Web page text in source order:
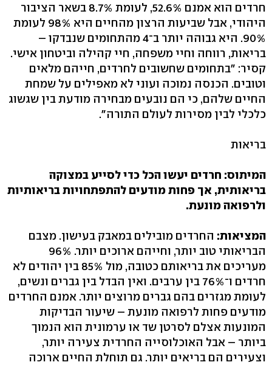
חרדים הוא אמנם 52.6%, לעומת 8.7% בשאר הציבור
היהודי, אבל שביעות הרצון מהחיים היא 98% לעומת
90%. היא גבוהה יותר ב־4 מהתחומים שנבדקו –
בריאות, רווחה וחיי משפחה, חיי קהילה וביטחון אישי.
קסיר: "בתחומים שחשובים לחרדים, חייהם מלאים
וטובים. הכנסה נמוכה ועוני לא מאפילים על שמחת
החיים שלהם, כי הם נובעים מבחירה מודעת בין שגשוג
כלכלי לבין מסירות לעולם התורה".
בריאות
המיתוס: חרדים יעשו הכל כדי לסייע במצוקה
בריאותית, אך פחות מודעים להתפתחויות בריאותיות
ולרפואה מונעת.
המציאות: החרדים מובילים במאבק בעישון. מצבם
הבריאותי טוב יותר, וחייהם ארוכים יותר. 96%
מעריכים את בריאותם כטובה, מול 85% בין יהודים לא
חרדים ו־76% בין ערבים. ואין הבדל בין גברים ונשים,
לעומת מגזרים בהם גברים מרוצים יותר. אמנם החרדים
מודעים פחות לרפואה מונעת – שיעור הבדיקות
המונעות אצלם לסרטן שד או ערמונית הוא הנמוך
ביותר – אבל האוכלוסייה החרדית צעירה יותר,
וצעירים הם בריאים יותר. גם תוחלת החיים ארוכה